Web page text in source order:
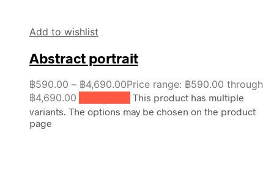
Add to wishlist
Abstract portrait
฿590.00 – ฿4,690.00Price range: ฿590.00 through
฿4,690.00
This product has multiple
variants. The options may be chosen on the product
page